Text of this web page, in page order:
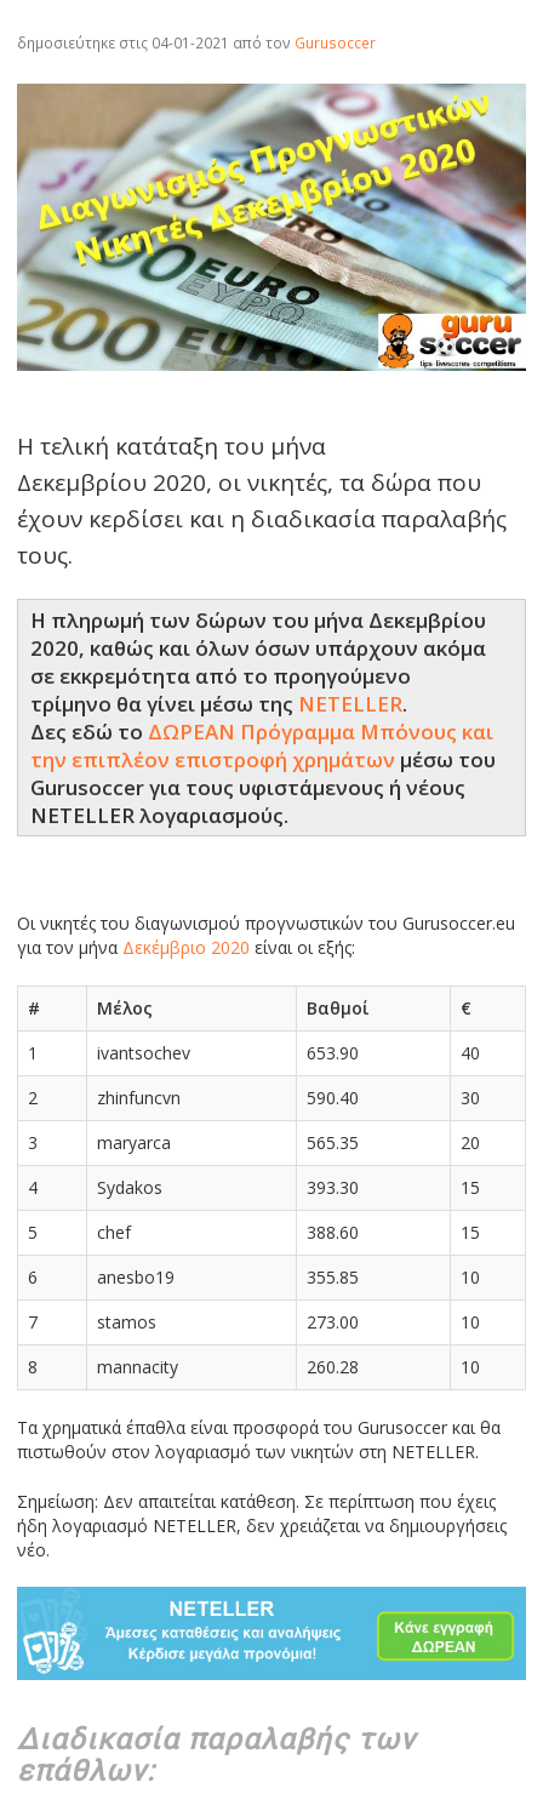
δημοσιεύτηκε στις 04-01-2021 από τον Gurusoccer
Η τελική κατάταξη του μήνα
Δεκεμβρίου 2020, οι νικητές, τα δώρα που
έχουν κερδίσει και η διαδικασία παραλαβής
τους.
Η πληρωμή των δώρων του μήνα Δεκεμβρίου
2020, καθώς και όλων όσων υπάρχουν ακόμα
σε εκκρεμότητα από το προηγούμενο
τρίμηνο θα γίνει μέσω της NETELLER.
Δες εδώ το ΔΩΡΕΑΝ Πρόγραμμα Μπόνους και
την επιπλέον επιστροφή χρημάτων μέσω του
Gurusoccer για τους υφιστάμενους ή νέους
NETELLER λογαριασμούς.
Οι νικητές του διαγωνισμού πρoγνωστικών του Gurusoccer.eu
για τον μήνα Δεκέμβριο 2020 είναι οι εξής:
# Μέλος Βαθμοί
€
1
ivantsochev 653.90
40
2
zhinfuncvn 590.40
30
3
maryarca 565.35
20
4
Sydakos 393.30
15
5
chef 388.60
15
6
anesbo19 355.85
10
7
stamos 273.00
10
8
mannacity 260.28 10
Τα χρηματικά έπαθλα είναι προσφορά του Gurusoccer και θα
πιστωθούν στον λογαριασμό των νικητών στη NETELLER.
Σημείωση: Δεν απαιτείται κατάθεση. Σε περίπτωση που έχεις
ήδη λογαριασμό NETELLER, δεν χρειάζεται να δημιουργήσεις
νέο.
Διαδικασία παραλαβής των
επάθλων: